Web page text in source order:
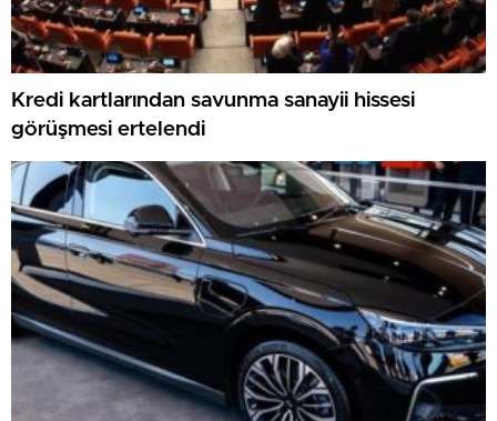
Kredi kartlarından savunma sanayii hissesi
görüşmesi ertelendi